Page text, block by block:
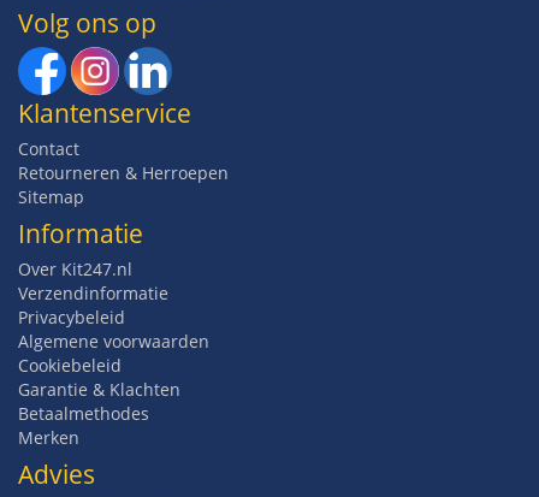
Volg ons op
Klantenservice
Contact
Retourneren & Herroepen
Sitemap
Informatie
Over Kit247.nl
Verzendinformatie
Privacybeleid
Algemene voorwaarden
Cookiebeleid
Garantie & Klachten
Betaalmethodes
Merken
Advies